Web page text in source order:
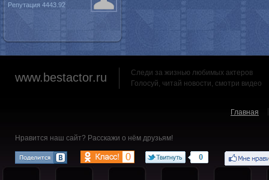
Репутация 4443.92
www.bestactor.ru
Следи за жизнью любимых актеров
Голосуй, читай новости, смотри видео
Главная
Нравится наш сайт? Расскажи о нём друзьям!